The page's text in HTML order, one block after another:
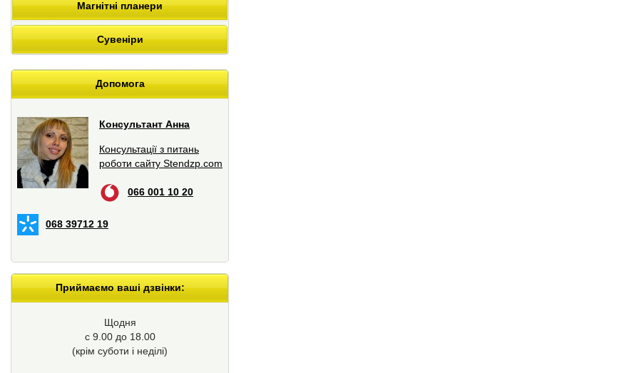
Магнітні планери
Сувеніри
Допомога
Консультант Анна
Консультації з питань
роботи сайту Stendzp.com
066 001 10 20
068 39712 19
Приймаємо ваші дзвінки:
Щодня
с 9.00 до 18.00
(крім суботи і неділі)